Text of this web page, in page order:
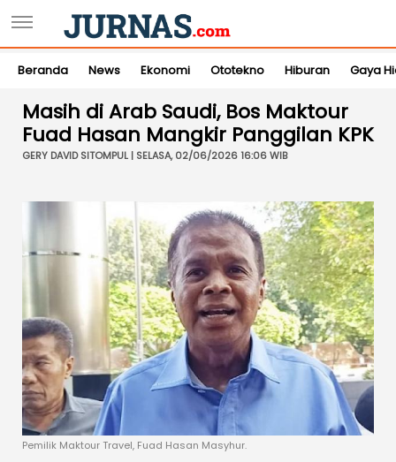
Beranda News Ekonomi Ototekno Hiburan Gaya
Masih di Arab Saudi, Bos Maktour
Fuad Hasan Mangkir Panggilan KPK
GERY DAVID SITOMPUL | SELASA, 02/06/2026 16:06 WIB
Pemilik Maktour Travel, Fuad Hasan Masyhur.